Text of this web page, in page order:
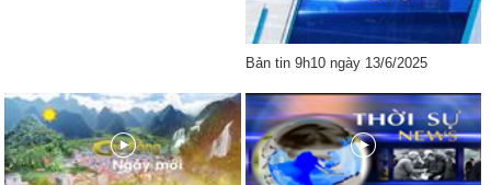
Bản tin 9h10 ngày 13/6/2025